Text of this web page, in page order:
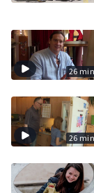
26 min
26 min